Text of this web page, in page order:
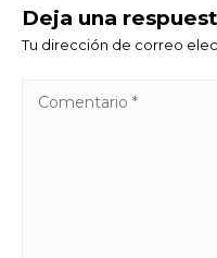
Deja una
Tu dirección de correo